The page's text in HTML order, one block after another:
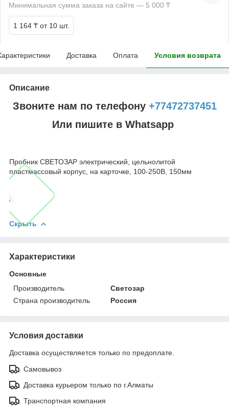
Минимальная сумма заказа на сайте — 5 000 ₸
1 164 ₸ от 10 шт.
Доставка Оплата Условия возврата
Описание
Звоните нам по телефону +77472737451
Или пишите в Whatsapp
Пробник СВЕТОЗАР электрический, цельнолитой
пластмассовый корпус, на карточке, 100-250В, 150мм
Скрыть
Характеристики
Основные
Производитель
Светозар
Страна производитель
Россия
Условия доставки
Доставка осуществляется только по предоплате.
Самовывоз
Доставка курьером только по г.Алматы
Транспортная компания